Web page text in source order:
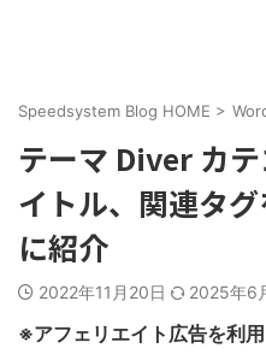
Speedsystem Blog HOME >
テーマ Diver カ
イトル、関連タ
に紹介
2022年11月20日 2025年6
※アフェリエイト広告を利用